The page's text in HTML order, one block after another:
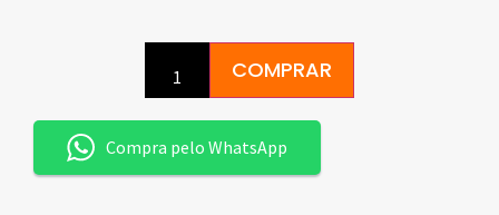
COMPRAR
Compra pelo WhatsApp